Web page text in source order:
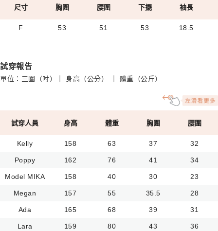
尺寸 胸圍 腰圍 下擺 袖長
F 53 51 53 18.5
試穿報告
單位：三圍（吋）｜ 身高（公分） ｜ 體重（公斤）
試穿人員 身高 體重 胸圍 腰圍
Kelly 158 63 37 32
Poppy 162 76 41 34
Model MIKA 158 40 30 23
Megan 157 55 35.5 28
Ada 165 68 39 31
Lara 159 80 43 36